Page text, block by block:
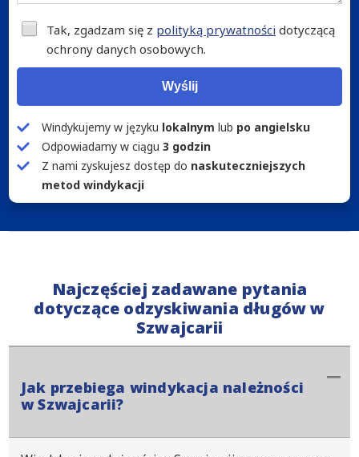
Tak, zgadzam się z polityką prywatności dotyczącą
ochrony danych osobowych.
Wyślij
Windykujemy w języku lokalnym lub po angielsku
Odpowiadamy w ciągu 3 godzin
Z nami zyskujesz dostęp do naskuteczniejszych
metod windykacji
Najczęściej zadawane pytania
dotyczące odzyskiwania długów w
Szwajcarii
Jak przebiega windykacja należności
w Szwajcarii?